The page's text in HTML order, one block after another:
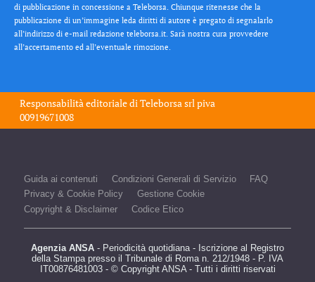
di pubblicazione in concessione a Teleborsa. Chiunque ritenesse che la
pubblicazione di un’immagine leda diritti di autore è pregato di segnalarlo
all’indirizzo di e-mail redazione teleborsa.it. Sarà nostra cura provvedere
all’accertamento ed all’eventuale rimozione.
Responsabilità editoriale diTeleborsa srlpiva
00919671008
Guida ai contenuti Condizioni Generali di Servizio
FAQ
Privacy & Cookie Policy
Gestione Cookie
Copyright & Disclaimer
Codice Etico
Agenzia ANSA - Periodicità quotidiana - Iscrizione al Registro
della Stampa presso il Tribunale di Roma n. 212/1948 - P. IVA
IT00876481003 - © Copyright ANSA - Tutti i diritti riservati